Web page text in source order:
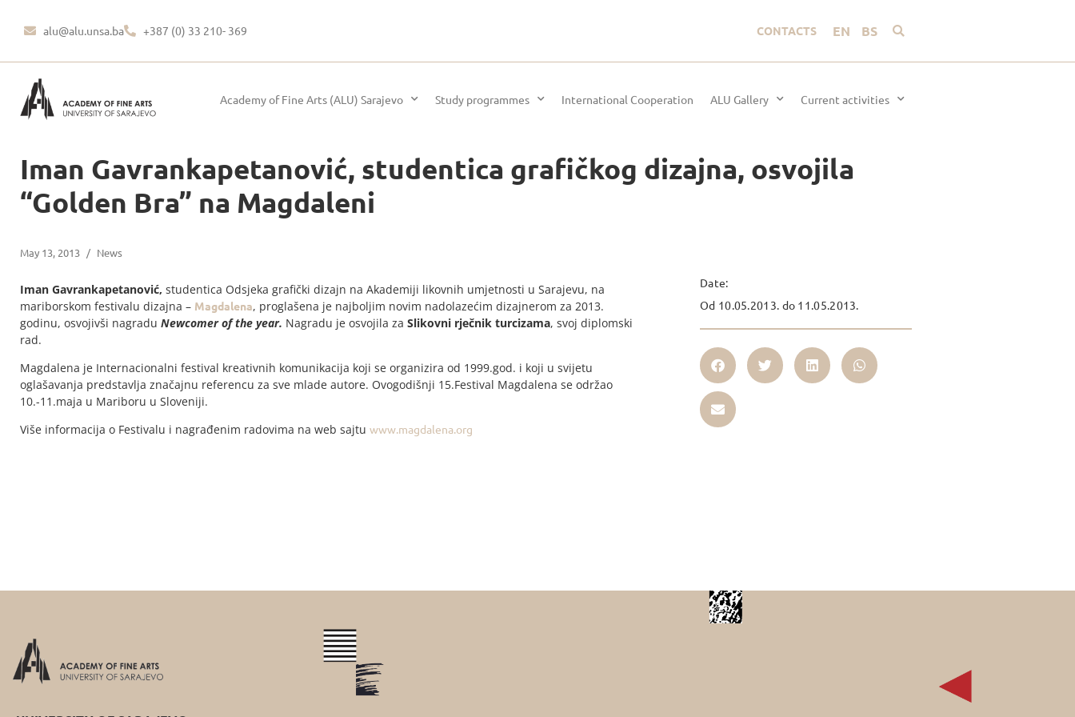
alu@alu.unsa.ba +387 (0) 33 210- 369 CONTACTS EN BS
Academy of Fine Arts (ALU) Sarajevo Study programmes International Cooperation ALU Gallery Current activities
Iman Gavrankapetanović, studentica grafičkog dizajna, osvojila
“Golden Bra” na Magdaleni
May 13, 2013 / News
Iman Gavrankapetanović, studentica Odsjeka grafički dizajn na Akademiji likovnih umjetnosti u Sarajevu, na
mariborskom festivalu dizajna – Magdalena, proglašena je najboljim novim nadolazećim dizajnerom za 2013.
godinu, osvojivši nagradu Newcomer of the year. Nagradu je osvojila za Slikovni rječnik turcizama, svoj diplomski
rad.
Magdalena je Internacionalni festival kreativnih komunikacija koji se organizira od 1999.god. i koji u svijetu
oglašavanja predstavlja značajnu referencu za sve mlade autore. Ovogodišnji 15.Festival Magdalena se održao
10.-11.maja u Mariboru u Sloveniji.
Više informacija o Festivalu i nagrađenim radovima na web sajtu www.magdalena.org
Date:
Od 10.05.2013. do 11.05.2013.